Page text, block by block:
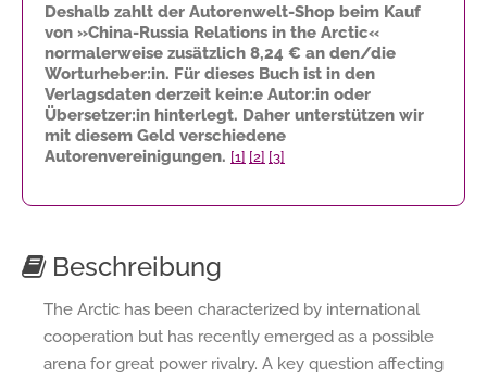
Deshalb zahlt der Autorenwelt-Shop beim Kauf
von »China-Russia Relations in the Arctic«
normalerweise zusätzlich 8,24 € an den/die
Worturheber:in. Für dieses Buch ist in den
Verlagsdaten derzeit kein:e Autor:in oder
Übersetzer:in hinterlegt. Daher unterstützen wir
mit diesem Geld verschiedene
Autorenvereinigungen. [1] [2] [3]
Beschreibung
The Arctic has been characterized by international
cooperation but has recently emerged as a possible
arena for great power rivalry. A key question affecting